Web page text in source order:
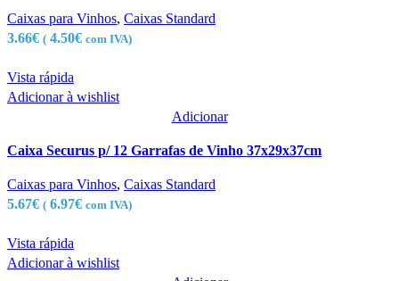
Caixas para Vinhos, Caixas Standard
3.66€ ( 4.50€ com IVA)
Vista rápida
Adicionar à wishlist
Adicionar
Caixa Securus p/ 12 Garrafas de Vinho 37x29x37cm
Caixas para Vinhos, Caixas Standard
5.67€ ( 6.97€ com IVA)
Vista rápida
Adicionar à wishlist